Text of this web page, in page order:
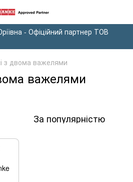
- Офіційний партнер ТОВ
з двома важелями
важелями
За популярністю